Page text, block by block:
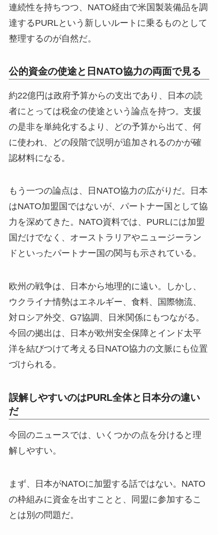
連続性を持ちつつ、NATO経由で米国製装備品を調
達するPURLという新しいルートに乗るものとして
整理するのが自然だ。
公的資金の使途と日NATO協力の両面で見る
約22億円は政府予算からの支出であり、日本の読
者にとっては税金の使途という論点を持つ。支援
の是非を単純化するより、どの予算から出て、何
に使われ、どの段階で説明が追加されるのかが確
認材料になる。
もう一つの論点は、日NATO協力の広がりだ。日本
はNATO加盟国ではないが、パートナー国として協
力を深めてきた。NATO資料では、PURLには加盟
国だけでなく、オーストラリアやニュージーラン
ドといったパートナー国の関与も示されている。
欧州の戦争は、日本から地理的に遠い。しかし、
ウクライナ情勢はエネルギー、食料、国際物流、
対ロシア外交、G7協調、日米関係にもつながる。
今回の拠出は、日本が欧州安全保障とインド太平
洋を結びつけて考える日NATO協力の文脈にも位置
づけられる。
誤解しやすいのはPURL全体と日本分の違い
だ
今回のニュースでは、いくつかの点を分けると理
解しやすい。
まず、日本がNATOに加盟する話ではない。NATO
の枠組みに資金を出すことと、同盟に参加するこ
とは別の問題だ。